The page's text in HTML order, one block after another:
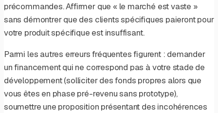
précommandes. Affirmer que « le marché est vaste »
sans démontrer que des clients spécifiques paieront pour
votre produit spécifique est insuffisant.
Parmi les autres erreurs fréquentes figurent : demander
un financement qui ne correspond pas à votre stade de
développement (solliciter des fonds propres alors que
vous êtes en phase pré-revenu sans prototype),
soumettre une proposition présentant des incohérences